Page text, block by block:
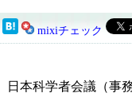
mixiチェック
日本科学者会議（事